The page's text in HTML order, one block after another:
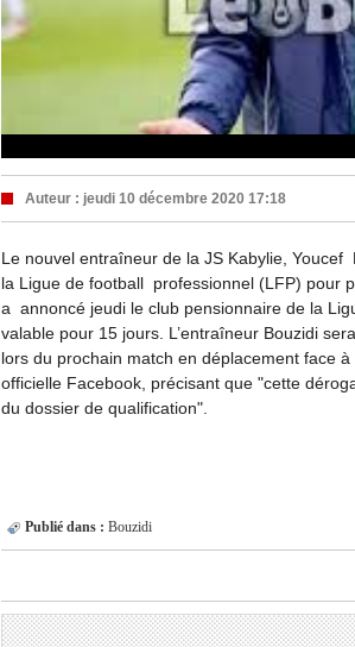
Auteur : jeudi 10 décembre 2020 17:18
Le nouvel entraîneur de la JS Kabylie,
la Ligue de football professionnel (LFP) pour
a annoncé jeudi le club pensionnaire de la
valable pour 15 jours. L’entraîneur Bouzidi
lors du prochain match en déplacement face
officielle Facebook, précisant que "cette
du dossier de qualification".
Publié dans : Bouzidi